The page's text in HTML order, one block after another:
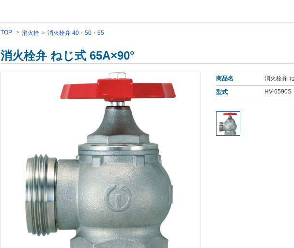
TOP 消火栓 消火栓弁 40・50・65
消火栓弁 ねじ式 65A×90°
商品名
消火栓弁
型式
HV-6590S